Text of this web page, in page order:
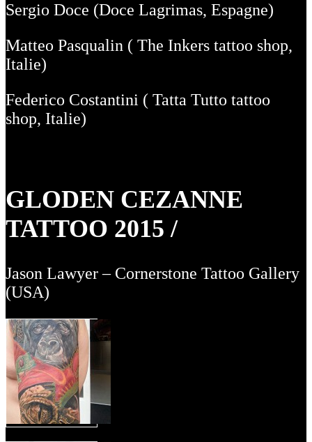
Sergio Doce (Doce Lagrimas, Espagne)
Matteo Pasqualin ( The Inkers tattoo shop,
Italie)
Federico Costantini ( Tatta Tutto tattoo
shop, Italie)
GLODEN CEZANNE
TATTOO 2015 /
Jason Lawyer – Cornerstone Tattoo Gallery
(USA)